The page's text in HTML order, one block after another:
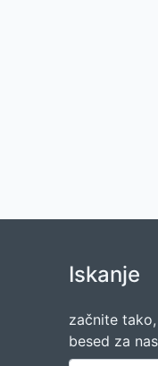
Iskanje
začnite
besed za